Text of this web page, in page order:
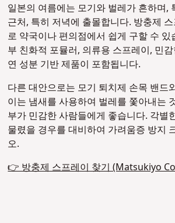
일본의 여름에는 모기와 벌레가 흔하며,
근처, 특히 저녁에 출몰합니다. 방충제
로 약국이나 편의점에서 쉽게 구할 수 있
부 친화적 포뮬러, 의류용 스프레이, 민
연 성분 기반 제품이 포함됩니다.
다른 대안으로는 모기 퇴치제 손목 밴드
이는 냄새를 사용하여 벌레를 쫓아내는
부가 민감한 사람들에게 좋습니다. 각별
물렸을 경우를 대비하여 가려움증 방지
오.
👉 방충제 스프레이 찾기 (Matsukiyo